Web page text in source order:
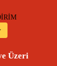
%30
KEŞFET >
Üzeri